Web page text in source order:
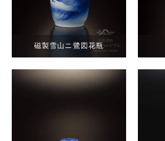
磁製雪山ニ鷺図花瓶